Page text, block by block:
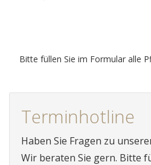
Bitte füllen Sie im Formular alle
Terminhotline
Haben Sie Fragen zu
Wir beraten Sie gern. Bitte